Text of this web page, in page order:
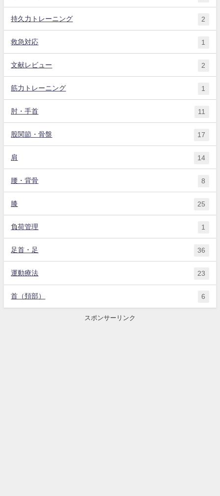
持久力トレーニング 2
救急対応 1
文献レビュー 2
筋力トレーニング 1
肘・手首 11
股関節・骨盤 17
肩 14
腰・背骨 8
膝 25
負荷管理 1
足首・足 36
運動療法 23
首（頚部） 6
スポンサーリンク